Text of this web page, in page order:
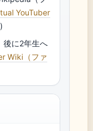
YouTuber
)
後に2年生へ
Wiki（ファ